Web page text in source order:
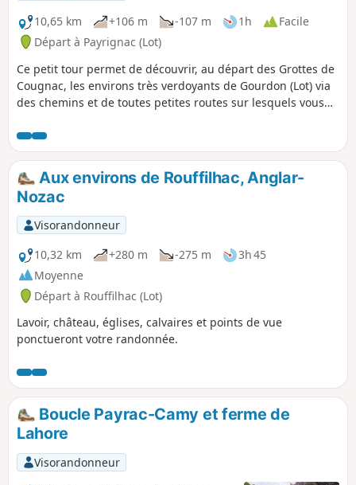
10,65 km
+106 m -107 m 1h
Facile
Départ à Payrignac (Lot)
Ce petit tour permet de découvrir, au départ des Grottes de
Cougnac, les environs très verdoyants de Gourdon (Lot) via
des chemins et de toutes petites routes sur lesquels vous
particulière qu'est la Bouriane.
Aux environs de Rouffilhac, Anglar-
Nozac
Visorandonneur
10,32 km
+280 m -275 m
3h 45
Moyenne
Départ à Rouffilhac (Lot)
Lavoir, château, églises, calvaires et points de vue
ponctueront votre randonnée.
Boucle Payrac-Camy et ferme de
Lahore
Visorandonneur